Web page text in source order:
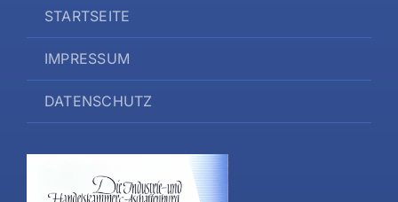
STARTSEITE
IMPRESSUM
DATENSCHUTZ